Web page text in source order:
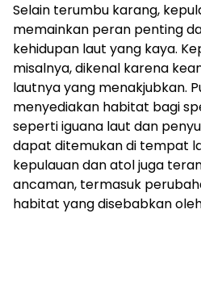
Selain terumbu karang,
memainkan peran penting
kehidupan laut yang kaya.
misalnya, dikenal karena
lautnya yang menakjubkan.
menyediakan habitat bagi
seperti iguana laut dan
dapat ditemukan di tempat
kepulauan dan atol juga
ancaman, termasuk
habitat yang disebabkan